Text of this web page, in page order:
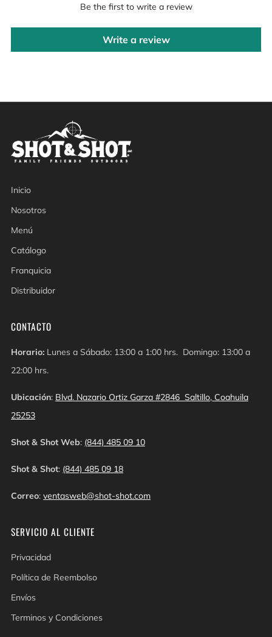
Be the first to write a review
Write a review
Inicio
Nosotros
Menú
Catálogo
Franquicia
Distribuidor
CONTACTO
Horario: Lunes a Sábado: 13:00 a 1:00 hrs. Domingo: 13:00 a
22:00 hrs.
Ubicación: Blvd. Nazario Ortiz Garza #2846 Saltillo, Coahuila
25253
Shot & Shot Web: (844) 485 09 10
Shot & Shot: (844) 485 09 18
Correo: ventasweb@shot-shot.com
SERVICIO AL CLIENTE
Privacidad
Política de Reembolso
Envíos
Terminos y Condiciones